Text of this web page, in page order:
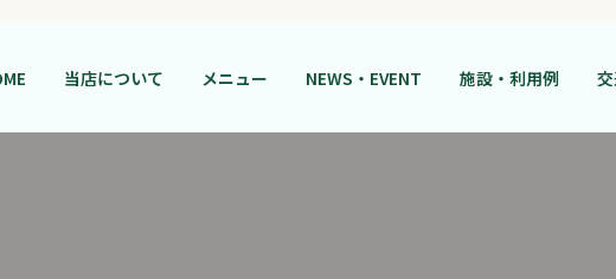
当店について メニュー NEWS・EVENT 施設・利用例